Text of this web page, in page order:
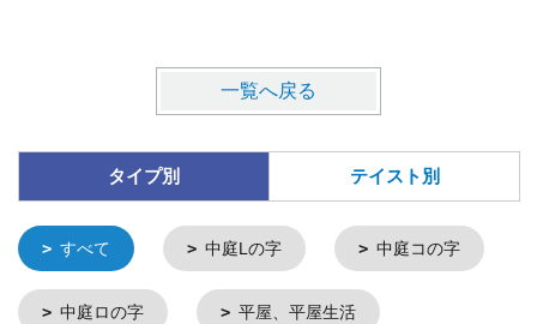
一覧へ戻る
タイプ別 テイスト別
すべて 中庭Lの字 中庭コの字
中庭ロの字 平屋、平屋生活